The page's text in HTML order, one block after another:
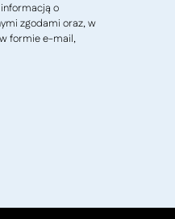
informacją o
zgodami oraz, w
formie e-mail,